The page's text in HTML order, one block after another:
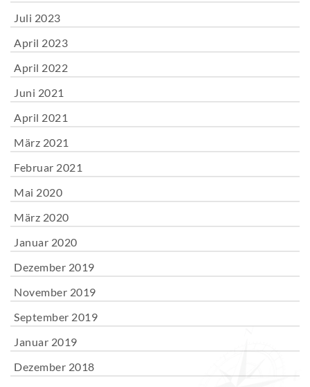
Juli 2023
April 2023
April 2022
Juni 2021
April 2021
März 2021
Februar 2021
Mai 2020
März 2020
Januar 2020
Dezember 2019
November 2019
September 2019
Januar 2019
Dezember 2018